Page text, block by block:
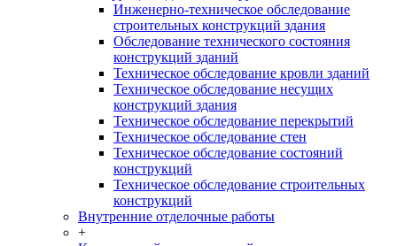
Инженерно-техническое обследование
строительных конструкций здания
Обследование технического состояния
конструкций зданий
Техническое обследование кровли зданий
Техническое обследование несущих
конструкций здания
Техническое обследование перекрытий
Техническое обследование стен
Техническое обследование состояний
конструкций
Техническое обследование строительных
конструкций
Внутренние отделочные работы
+